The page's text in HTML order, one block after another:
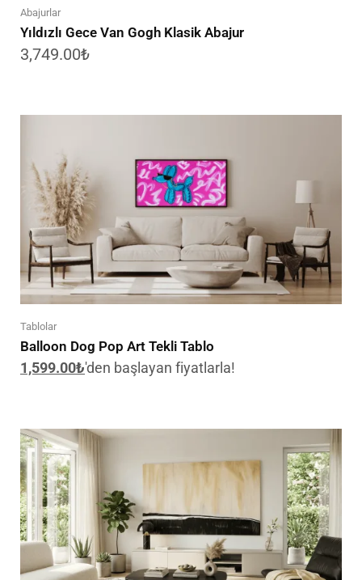
Abajurlar
Yıldızlı Gece Van Gogh Klasik Abajur
3,749.00₺
Tablolar
Balloon Dog Pop Art Tekli Tablo
1,599.00₺'den başlayan fiyatlarla!